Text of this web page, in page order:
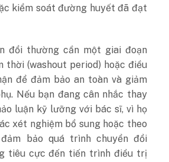
kiểm soát đường huyết đã đạt
đổi thường cần một giai đoạn
thời (washout period) hoặc điều
để đảm bảo an toàn và giảm
Nếu bạn đang cân nhắc thay
luận kỹ lưỡng với bác sĩ, vì họ
xét nghiệm bổ sung hoặc theo
bảo quá trình chuyển đổi
tiêu cực đến tiến trình điều trị